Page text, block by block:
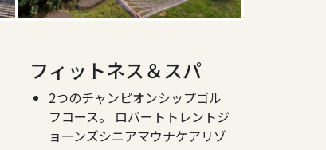
フィットネス＆スパ
2つのチャンピオンシップゴル
フコース。 ロバートトレントジ
ョーンズシニアマウナケアリゾ